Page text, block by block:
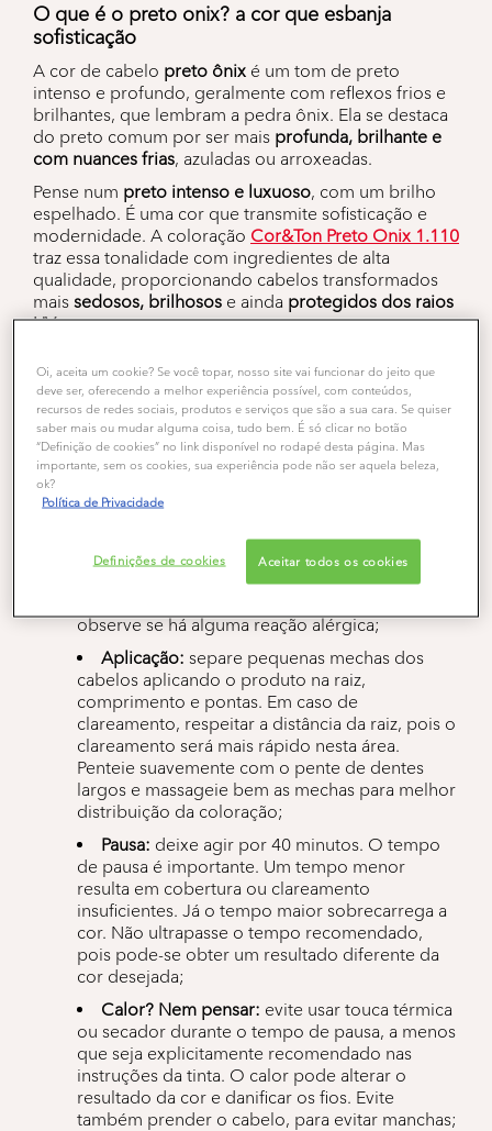
O que é o preto onix? a cor que esbanja
sofisticação
A cor de cabelo preto ônix é um tom de preto
intenso e profundo, geralmente com reflexos frios e
brilhantes, que lembram a pedra ônix. Ela se destaca
do preto comum por ser mais profunda, brilhante e
com nuances frias, azuladas ou arroxeadas.
Pense num preto intenso e luxuoso, com um brilho
espelhado. É uma cor que transmite sofisticação e
modernidade. A coloração Cor&Ton Preto Onix 1.110
traz essa tonalidade com ingredientes de alta
qualidade, proporcionando cabelos transformados
mais sedosos, brilhosos e ainda protegidos dos raios
UV.
Como pintar o cabelo de preto onix?
Parapintar o cabelo de preto ônix, considere a cor
do seu cabelo, escolha a coloraçãoCor&Ton Preto
Onix 1.110de qualidade garantida e siga o seguinte
passo a passo
e dicas:
Teste de mecha e sensibilidade:
teste de mecha para a cor, faça também o teste
de sensibilidade 48 horas antes da aplicação,
mesmo que já tenha usado a marca antes.
observe se há alguma reação alérgica;
Aplicação: separe pequenas mechas dos
cabelos aplicando o produto na raiz,
comprimento e pontas. Em caso de
clareamento, respeitar a distância da raiz, pois o
clareamento será mais rápido nesta área.
Penteie suavemente com o pente de dentes
largos e massageie bem as mechas para melhor
distribuição da coloração;
Pausa: deixe agir por 40 minutos. O tempo
de pausa é importante. Um tempo menor
resulta em cobertura ou clareamento
insuficientes. Já o tempo maior sobrecarrega a
cor. Não ultrapasse o tempo recomendado,
pois pode-se obter um resultado diferente da
cor desejada;
Calor? Nem pensar: evite usar touca térmica
ou secador durante o tempo de pausa, a menos
que seja explicitamente recomendado nas
instruções da tinta. O calor pode alterar o
resultado da cor e danificar os fios. Evite
também prender o cabelo, para evitar manchas;
Oi, aceita um cookie? Se você topar, nosso site vai funcionar do jeito que
deve ser, oferecendo a melhor experiência possível, com conteúdos,
recursos de redes sociais, produtos e serviços que são a sua cara. Se quiser
saber mais ou mudar alguma coisa, tudo bem. É só clicar no botão
“Definição de cookies” no link disponível no rodapé desta página. Mas
importante, sem os cookies, sua experiência pode não ser aquela beleza,
ok?
Política de Privacidade
Definições de cookies Aceitar todos os cookies